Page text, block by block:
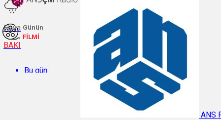
Hava
BAKI
Bu gün:
Temperatur: 25.6°C. Rütubət: 67%.
Günün
FİLMİ
ANS